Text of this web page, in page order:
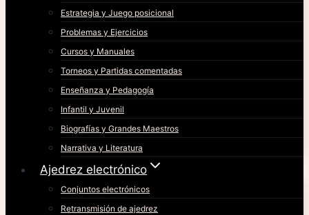
Estrategia y Juego posicional
Problemas y Ejercicios
Cursos y Manuales
Torneos y Partidas comentadas
Enseñanza y Pedagogía
Infantil y Juvenil
Biografías y Grandes Maestros
Narrativa y Literatura
Ajedrez electrónico
Conjuntos electrónicos
Retransmisión de ajedrez